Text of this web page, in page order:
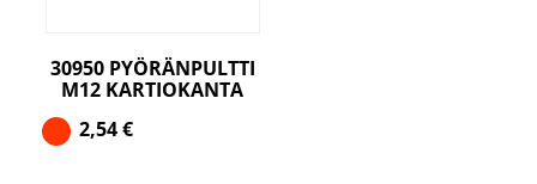
30950 PYÖRÄNPULTTI
M12 KARTIOKANTA
2,54€